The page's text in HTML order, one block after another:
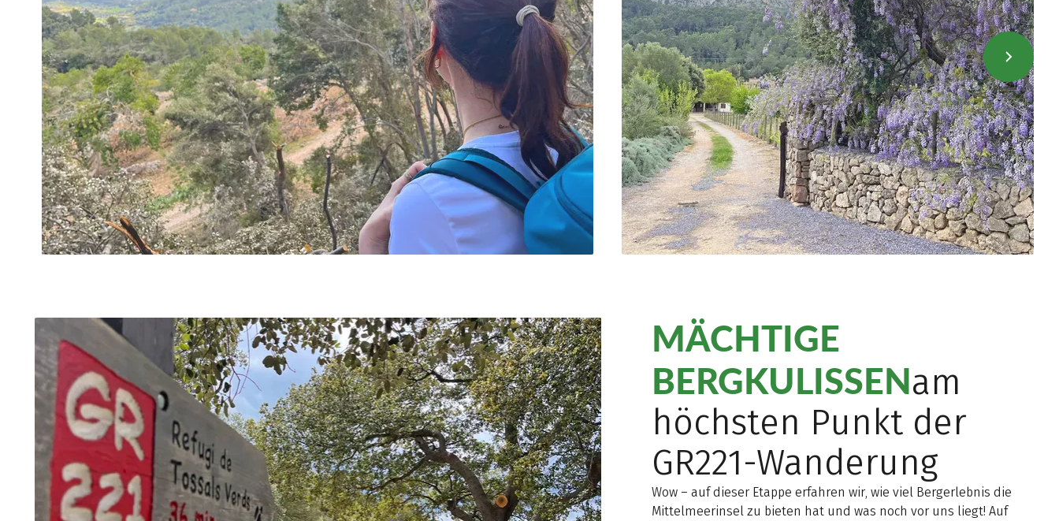
MÄCHTIGE
BERGKULISSENam
höchsten Punkt der
GR221-Wanderung
Wow – auf dieser Etappe erfahren wir, wie viel Bergerlebnis die
Mittelmeerinsel zu bieten hat und was noch vor uns liegt! Auf